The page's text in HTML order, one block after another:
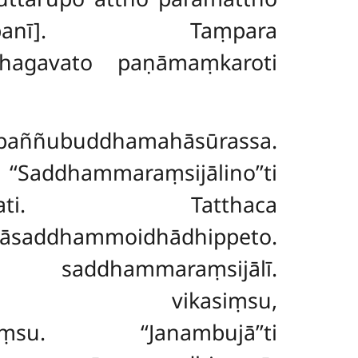
Taṃpara
paṇāmaṃkaroti
Tatthaca
vikasiṃsu,
‘‘Janambujā’’ti